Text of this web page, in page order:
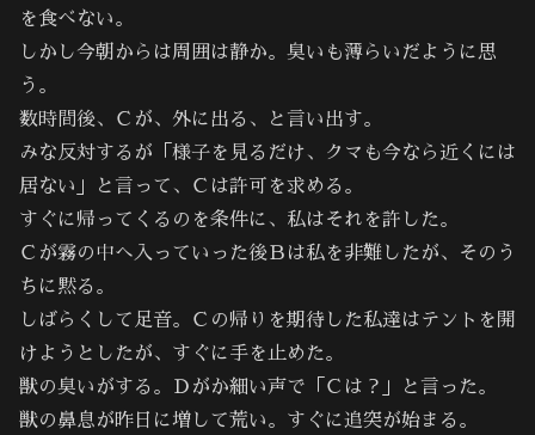
を食べない。
しかし今朝からは周囲は静か。臭いも薄らいだように思
う。
数時間後、Ｃが、外に出る、と言い出す。
みな反対するが「様子を見るだけ、クマも今なら近くには
居ない」と言って、Ｃは許可を求める。
すぐに帰ってくるのを条件に、私はそれを許した。
Ｃが霧の中へ入っていった後Ｂは私を非難したが、そのう
ちに黙る。
しばらくして足音。Ｃの帰りを期待した私達はテントを開
けようとしたが、すぐに手を止めた。
獣の臭いがする。Ｄがか細い声で「Ｃは？」と言った。
獣の鼻息が昨日に増して荒い。すぐに追突が始まる。